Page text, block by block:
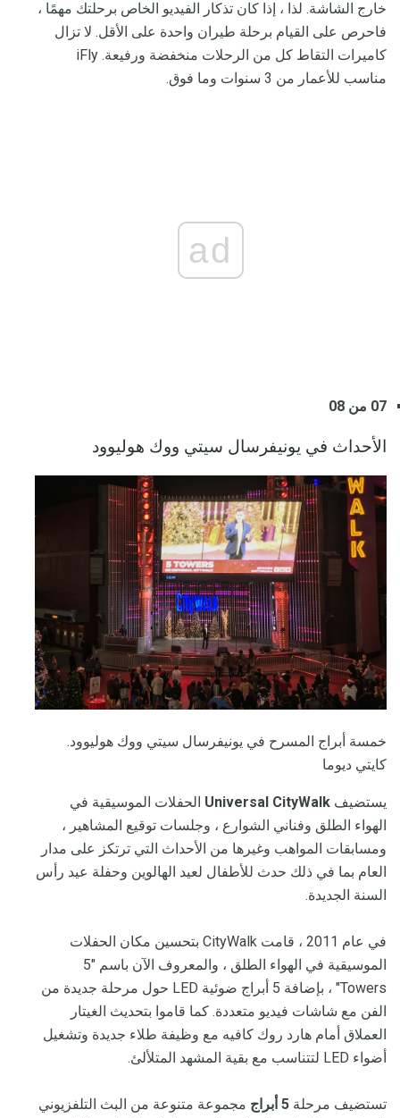
خارج الشاشة. لذا ، إذا كان تذكار الفيديو الخاص برحلتك مهمًا ،
فاحرص على القيام برحلة طيران واحدة على الأقل. لا تزال
كاميرات التقاط كل من الرحلات منخفضة ورفيعة. iFly
مناسب للأعمار من 3 سنوات وما فوق.
ad
07 من 08
الأحداث في يونيفرسال سيتي ووك هوليوود
خمسة أبراج المسرح في يونيفرسال سيتي ووك هوليوود.
كايتي ديوما
يستضيف Universal CityWalk الحفلات الموسيقية في
الهواء الطلق وفناني الشوارع ، وجلسات توقيع المشاهير ،
ومسابقات المواهب وغيرها من الأحداث التي ترتكز على مدار
العام بما في ذلك حدث للأطفال لعيد الهالوين وحفلة عيد رأس
السنة الجديدة.
في عام 2011 ، قامت CityWalk بتحسين مكان الحفلات
الموسيقية في الهواء الطلق ، والمعروف الآن باسم "5
Towers" ، بإضافة 5 أبراج ضوئية LED حول مرحلة جديدة من
الفن مع شاشات فيديو متعددة. كما قاموا بتحديث الغيتار
العملاق أمام هارد روك كافيه مع وظيفة طلاء جديدة وتشغيل
أضواء LED لتتناسب مع بقية المشهد المتلألئ.
تستضيف مرحلة 5 أبراج
مجموعة متنوعة من البث التلفزيوني